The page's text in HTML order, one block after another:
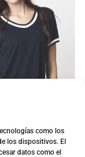
como los
los dispositivos. El
datos como el